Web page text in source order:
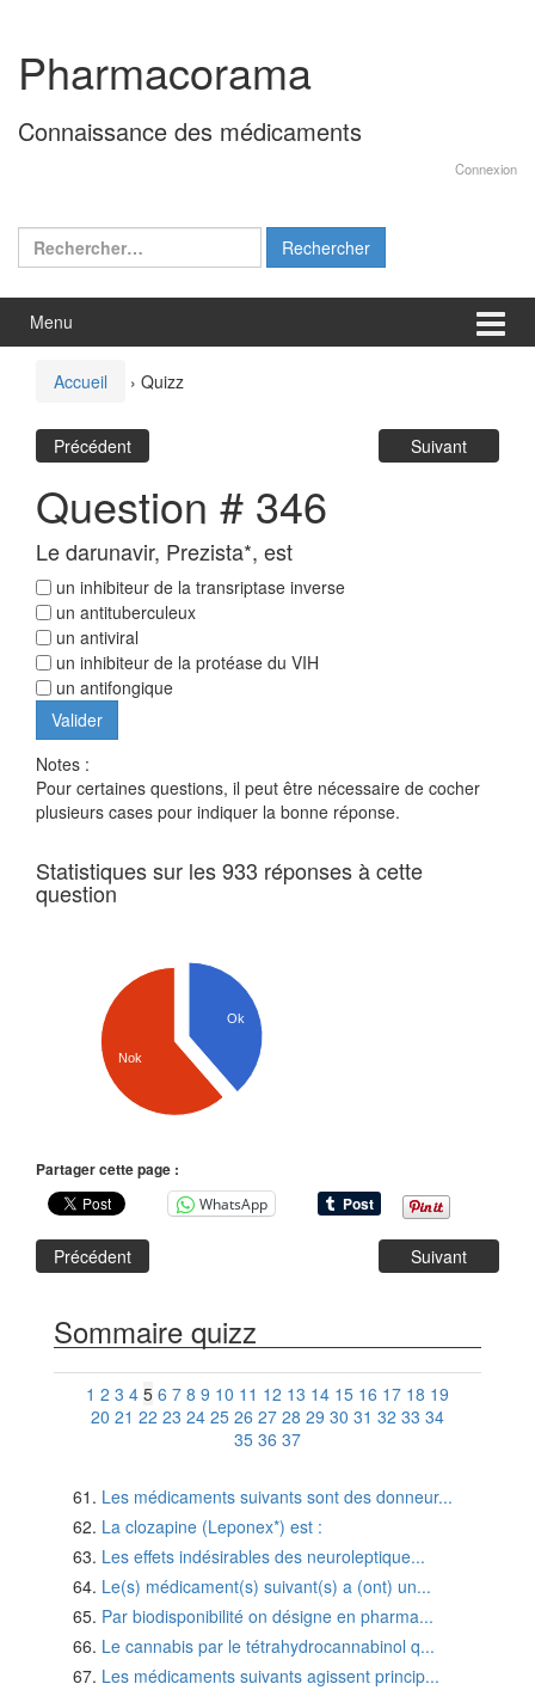
contenu
menu
principal
Pharmacorama
Connaissance des médicaments
Connexion
Rechercher :
Menu
Accueil › Quizz
Précédent Suivant
Question # 346
Le darunavir, Prezista*, est
un inhibiteur de la transriptase inverse
un antituberculeux
un antiviral
un inhibiteur de la protéase du VIH
un antifongique
Notes :
Pour certaines questions, il peut être nécessaire de cocher
plusieurs cases pour indiquer la bonne réponse.
Statistiques sur les 933 réponses à cette
question
Ok
Nok
Partager cette page :
WhatsApp
Précédent Suivant
Sommaire quizz
1 2 3 4 5 6 7 8 9 10 11 12 13 14 15 16 17 18 19
20 21 22 23 24 25 26 27 28 29 30 31 32 33 34
35 36 37
Les médicaments suivants sont des donneur...
La clozapine (Leponex*) est :
Les effets indésirables des neuroleptique...
Le(s) médicament(s) suivant(s) a (ont) un...
Par biodisponibilité on désigne en pharma...
Le cannabis par le tétrahydrocannabinol q...
Les médicaments suivants agissent princip...